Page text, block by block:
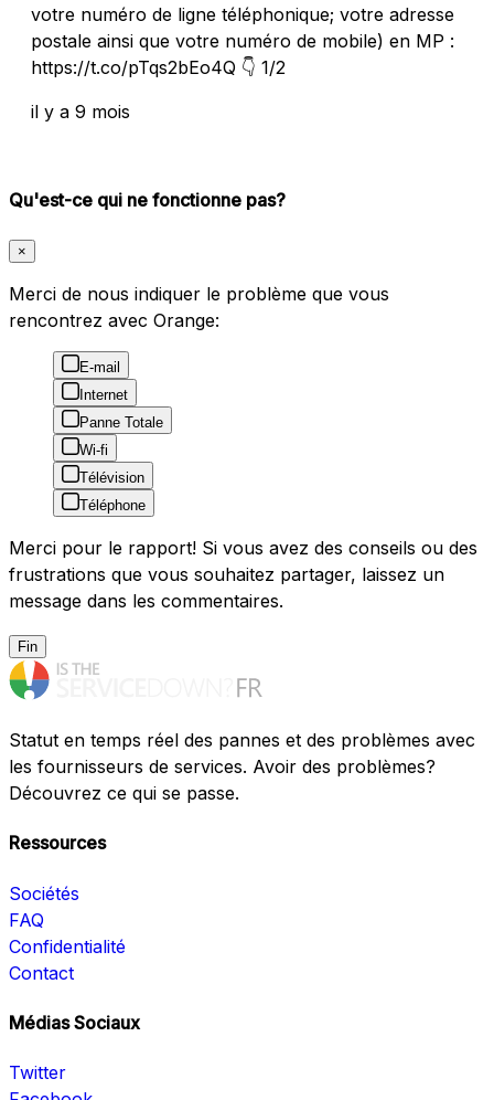
votre numéro de ligne téléphonique; votre adresse
postale ainsi que votre numéro de mobile) en MP :
https://t.co/pTqs2bEo4Q 👇 1/2
il y a 9 mois
Qu'est-ce qui ne fonctionne pas?
×
Merci de nous indiquer le problème que vous
rencontrez avec Orange:
E-mail
Internet
Panne Totale
Wi-fi
Télévision
Téléphone
Merci pour le rapport! Si vous avez des conseils ou des
frustrations que vous souhaitez partager, laissez un
message dans les commentaires.
Fin
Statut en temps réel des pannes et des problèmes avec
les fournisseurs de services. Avoir des problèmes?
Découvrez ce qui se passe.
Ressources
Sociétés
FAQ
Confidentialité
Contact
Médias Sociaux
Twitter